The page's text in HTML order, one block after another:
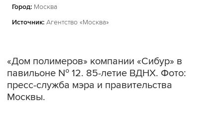
Город: Москва
Источник: Агентство «Москва»
«Дом полимеров» компании «Сибур» в
павильоне № 12. 85-летие ВДНХ. Фото:
пресс-служба мэра и правительства
Москвы.